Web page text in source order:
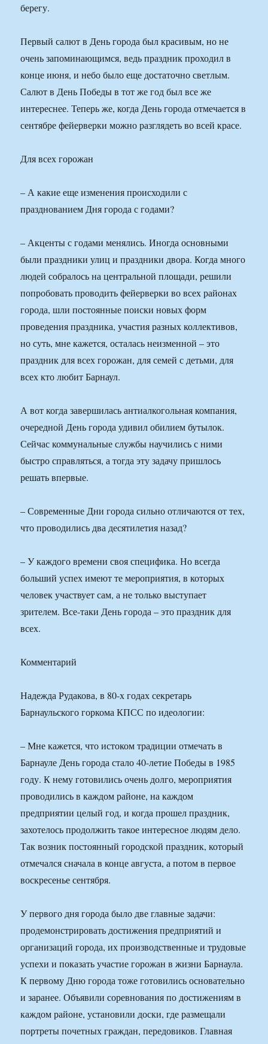
берегу.
Первый салют в День города был красивым, но не
очень запоминающимся, ведь праздник проходил в
конце июня, и небо было еще достаточно светлым.
Салют в День Победы в тот же год был все же
интереснее. Теперь же, когда День города отмечается в
сентябре фейерверки можно разглядеть во всей красе.
Для всех горожан
– А какие еще изменения происходили с
празднованием Дня города с годами?
– Акценты с годами менялись. Иногда основными
были праздники улиц и праздники двора. Когда много
людей собралось на центральной площади, решили
попробовать проводить фейерверки во всех районах
города, шли постоянные поиски новых форм
проведения праздника, участия разных коллективов,
но суть, мне кажется, осталась неизменной – это
праздник для всех горожан, для семей с детьми, для
всех кто любит Барнаул.
А вот когда завершилась антиалкогольная компания,
очередной День города удивил обилием бутылок.
Сейчас коммунальные службы научились с ними
быстро справляться, а тогда эту задачу пришлось
решать впервые.
– Современные Дни города сильно отличаются от тех,
что проводились два десятилетия назад?
– У каждого времени своя специфика. Но всегда
больший успех имеют те мероприятия, в которых
человек участвует сам, а не только выступает
зрителем. Все-таки День города – это праздник для
всех.
Комментарий
Надежда Рудакова, в 80-х годах секретарь
Барнаульского горкома КПСС по идеологии:
– Мне кажется, что истоком традиции отмечать в
Барнауле День города стало 40-летие Победы в 1985
году. К нему готовились очень долго, мероприятия
проводились в каждом районе, на каждом
предприятии целый год, и когда прошел праздник,
захотелось продолжить такое интересное людям дело.
Так возник постоянный городской праздник, который
отмечался сначала в конце августа, а потом в первое
воскресенье сентября.
У первого дня города было две главные задачи:
продемонстрировать достижения предприятий и
организаций города, их производственные и трудовые
успехи и показать участие горожан в жизни Барнаула.
К первому Дню города тоже готовились основательно
и заранее. Объявили соревнования по достижениям в
каждом районе, установили доски, где размещали
портреты почетных граждан, передовиков. Главная